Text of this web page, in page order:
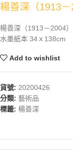
楊善深（1913
楊善深（1913－2004
水墨紙本 34ｘ138cm
Add to wishlist
貨號: 20200426
分類: 藝術品
標籤: 楊善深